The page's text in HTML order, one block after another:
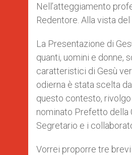
Nell’atteggiamento
Redentore. Alla vista
La Presentazione di
quanti, uomini e donne,
caratteristici di Gesù
odierna è stata scelta
questo contesto,
nominato Prefetto della
Segretario e i
Vorrei proporre tre